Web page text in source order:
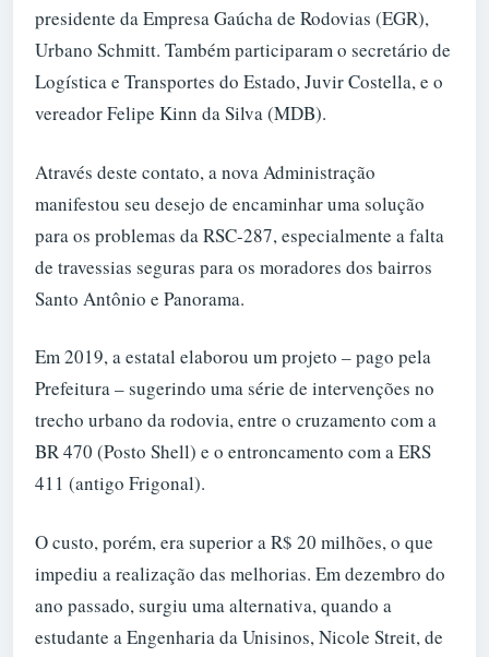
presidente da Empresa Gaúcha de Rodovias (EGR),
Urbano Schmitt. Também participaram o secretário de
Logística e Transportes do Estado, Juvir Costella, e o
vereador Felipe Kinn da Silva (MDB).
Através deste contato, a nova Administração
manifestou seu desejo de encaminhar uma solução
para os problemas da RSC-287, especialmente a falta
de travessias seguras para os moradores dos bairros
Santo Antônio e Panorama.
Em 2019, a estatal elaborou um projeto – pago pela
Prefeitura – sugerindo uma série de intervenções no
trecho urbano da rodovia, entre o cruzamento com a
BR 470 (Posto Shell) e o entroncamento com a ERS
411 (antigo Frigonal).
O custo, porém, era superior a R$ 20 milhões, o que
impediu a realização das melhorias. Em dezembro do
ano passado, surgiu uma alternativa, quando a
estudante a Engenharia da Unisinos, Nicole Streit, de